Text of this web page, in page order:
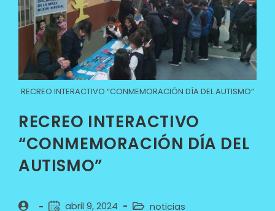
RECREO INTERACTIVO “CONMEMORACIÓN DÍA DEL AUTISMO”
RECREO INTERACTIVO
“CONMEMORACIÓN DÍA DEL
AUTISMO”
abril 9, 2024 noticias